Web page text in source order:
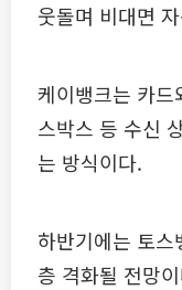
웃돌며 비대면
케이뱅크는 카
스박스 등 수신
는 방식이다.
하반기에는 토
층 격화될 전망